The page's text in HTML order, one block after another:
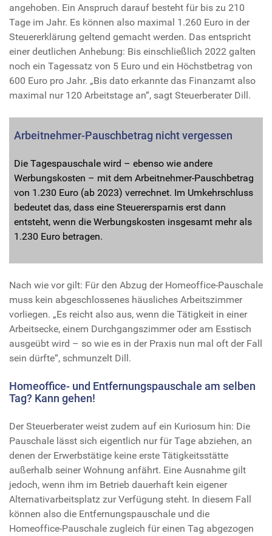
angehoben. Ein Anspruch darauf besteht für bis zu 210
Tage im Jahr. Es können also maximal 1.260 Euro in der
Steuererklärung geltend gemacht werden. Das entspricht
einer deutlichen Anhebung: Bis einschließlich 2022 galten
noch ein Tagessatz von 5 Euro und ein Höchstbetrag von
600 Euro pro Jahr. „Bis dato erkannte das Finanzamt also
maximal nur 120 Arbeitstage an“, sagt Steuerberater Dill.
Arbeitnehmer-Pauschbetrag nicht vergessen
Die Tagespauschale wird – ebenso wie andere
Werbungskosten – mit dem Arbeitnehmer-Pauschbetrag
von 1.230 Euro (ab 2023) verrechnet. Im Umkehrschluss
bedeutet das, dass eine Steuerersparnis erst dann
entsteht, wenn die Werbungskosten insgesamt mehr als
1.230 Euro betragen.
Nach wie vor gilt: Für den Abzug der Homeoffice-Pauschale
muss kein abgeschlossenes häusliches Arbeitszimmer
vorliegen. „Es reicht also aus, wenn die Tätigkeit in einer
Arbeitsecke, einem Durchgangszimmer oder am Esstisch
ausgeübt wird – so wie es in der Praxis nun mal oft der Fall
sein dürfte“, schmunzelt Dill.
Homeoffice- und Entfernungspauschale am selben
Tag? Kann gehen!
Der Steuerberater weist zudem auf ein Kuriosum hin: Die
Pauschale lässt sich eigentlich nur für Tage abziehen, an
denen der Erwerbstätige keine erste Tätigkeitsstätte
außerhalb seiner Wohnung anfährt. Eine Ausnahme gilt
jedoch, wenn ihm im Betrieb dauerhaft kein eigener
Alternativarbeitsplatz zur Verfügung steht. In diesem Fall
können also die Entfernungspauschale und die
Homeoffice-Pauschale zugleich für einen Tag abgezogen